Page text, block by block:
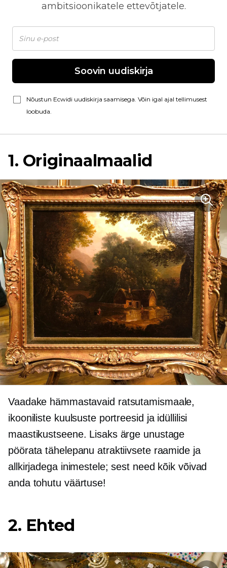
ambitsioonikatele ettevõtjatele.
Soovin uudiskirja
Nõustun Ecwidi uudiskirja saamisega. Võin igal ajal tellimusest
loobuda.
1. Originaalmaalid
Vaadake hämmastavaid ratsutamismaale,
ikooniliste kuulsuste portreesid ja idüllilisi
maastikustseene. Lisaks ärge unustage
pöörata tähelepanu atraktiivsete raamide ja
allkirjadega inimestele; sest need kõik võivad
anda tohutu väärtuse!
2. Ehted